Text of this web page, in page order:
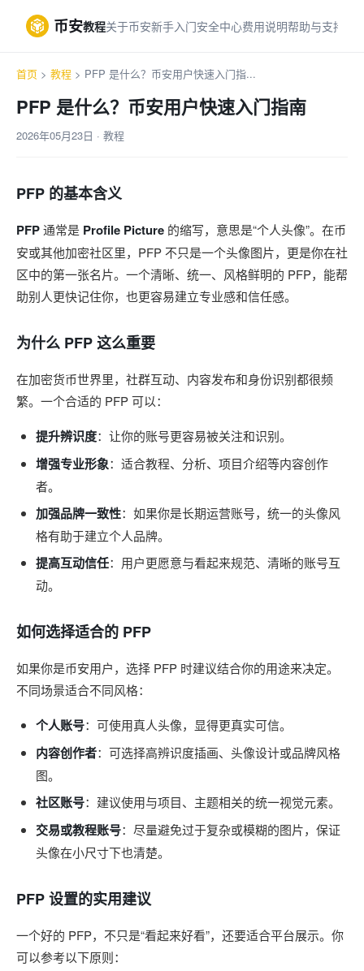
币安教程关于币安新手入门安全中心费用说明帮助与支持
首页 > 教程 > PFP 是什么？币安用户快速入门指...
PFP 是什么？币安用户快速入门指南
2026年05月23日 · 教程
PFP 的基本含义
PFP通常是 Profile Picture 的缩写，意思是“个人头像”。在币
安或其他加密社区里，PFP 不只是一个头像图片，更是你在社
区中的第一张名片。一个清晰、统一、风格鲜明的 PFP，能帮
助别人更快记住你，也更容易建立专业感和信任感。
为什么 PFP 这么重要
在加密货币世界里，社群互动、内容发布和身份识别都很频
繁。一个合适的 PFP 可以：
提升辨识度：让你的账号更容易被关注和识别。
增强专业形象：适合教程、分析、项目介绍等内容创作
者。
加强品牌一致性：如果你是长期运营账号，统一的头像风
格有助于建立个人品牌。
提高互动信任：用户更愿意与看起来规范、清晰的账号互
动。
如何选择适合的 PFP
如果你是币安用户，选择 PFP 时建议结合你的用途来决定。
不同场景适合不同风格：
个人账号：可使用真人头像，显得更真实可信。
内容创作者：可选择高辨识度插画、头像设计或品牌风格
图。
社区账号：建议使用与项目、主题相关的统一视觉元素。
交易或教程账号：尽量避免过于复杂或模糊的图片，保证
头像在小尺寸下也清楚。
PFP 设置的实用建议
一个好的 PFP，不只是“看起来好看”，还要适合平台展示。你
可以参考以下原则：